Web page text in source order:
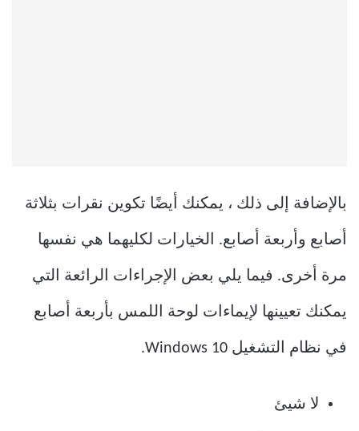
بالإضافة إلى ذلك ، يمكنك أيضًا تكوين نقرات بثلاثة
أصابع وأربعة أصابع. الخيارات لكليهما هي نفسها
مرة أخرى. فيما يلي بعض الإجراءات الرائعة التي
يمكنك تعيينها لإيماءات لوحة اللمس بأربعة أصابع
في نظام التشغيل Windows 10.
لا شيئ